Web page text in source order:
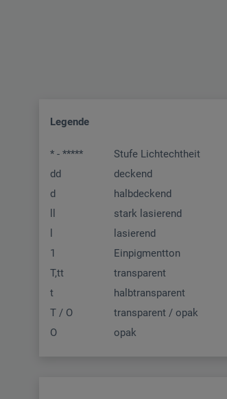
Legende
* - *****
Stufe Lichtechtheit
dd
deckend
d
halbdeckend
stark lasierend
lasierend
1
Einpigmentton
T,tt
transparent
t
halbtransparent
T / O
transparent / opak
O
opak